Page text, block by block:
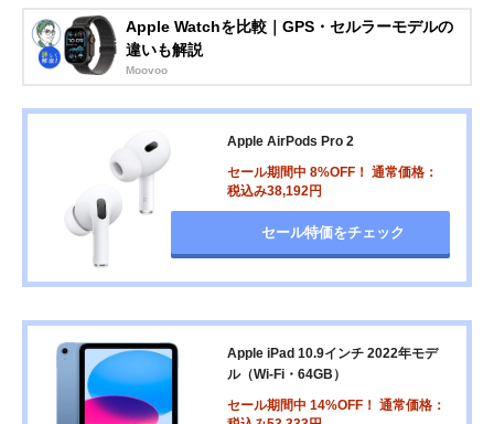
Apple Watchを比較｜GPS・セルラーモデルの
違いも解説
Moovoo
Apple AirPods Pro 2
セール期間中 8%OFF！ 通常価格：
税込み38,192円
セール特価をチェック
Apple iPad 10.9インチ 2022年モデ
ル（Wi-Fi・64GB）
セール期間中 14%OFF！ 通常価格：